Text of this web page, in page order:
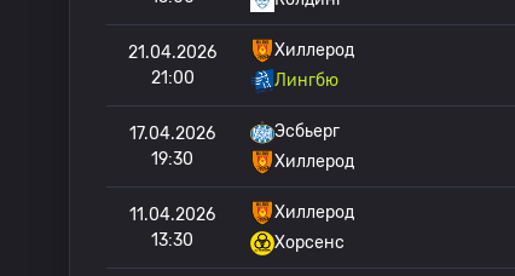
21.04.2026
21:00
Хиллерод
Лингбю
17.04.2026
19:30
Эсбьерг
Хиллерод
11.04.2026
13:30
Хиллерод
Хорсенс